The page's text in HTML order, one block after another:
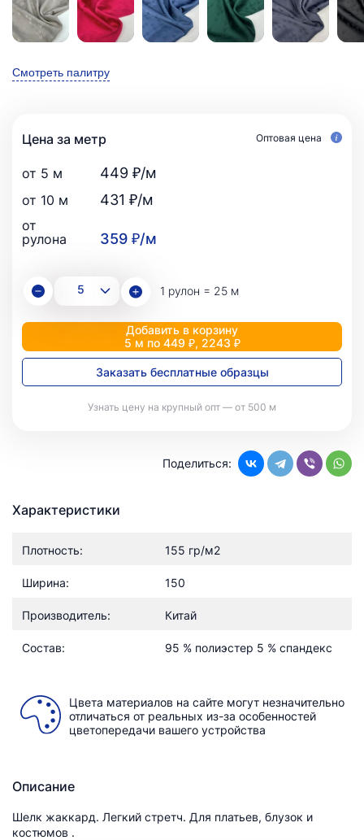
Смотреть палитру
Цена за метр Оптовая цена
от 5 м 449 ₽/м
от 10 м 431 ₽/м
от
рулона
359 ₽/м
1 рулон = 25 м
Добавить в корзину
5 м по 449 ₽, 2243 ₽
Заказать бесплатные образцы
Узнать цену на крупный опт — от 500 м
Поделиться:
Характеристики
Плотность: 155 гр/м2
Ширина: 150
Производитель: Китай
Состав: 95 % полиэстер 5 % спандекс
Цвета материалов на сайте могут незначительно
отличаться от реальных из-за особенностей
цветопередачи вашего устройства
Описание
Шелк жаккард. Легкий стретч. Для платьев, блузок и
костюмов .